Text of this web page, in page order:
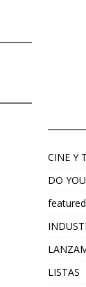
CINE Y
DO
featured
LISTAS